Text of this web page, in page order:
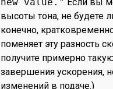
высоты тона, не будете
конечно,
поменяет эту разность
получите примерно
завершения ускорения,
изменений в подаче.)